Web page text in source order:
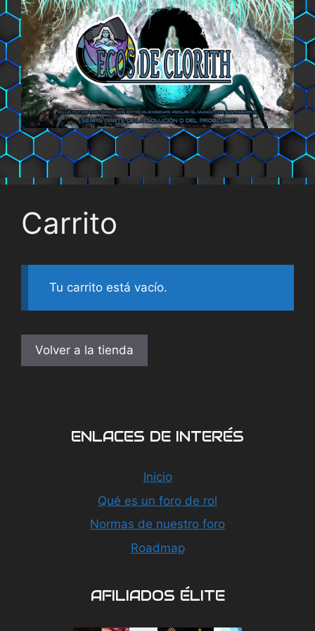
Saltar
contenido
Carrito
Tu carrito está vacío.
Volver a la tienda
ENLACES DE INTERÉS
Inicio
Qué es un foro de rol
Normas de nuestro foro
Roadmap
AFILIADOS ÉLITE